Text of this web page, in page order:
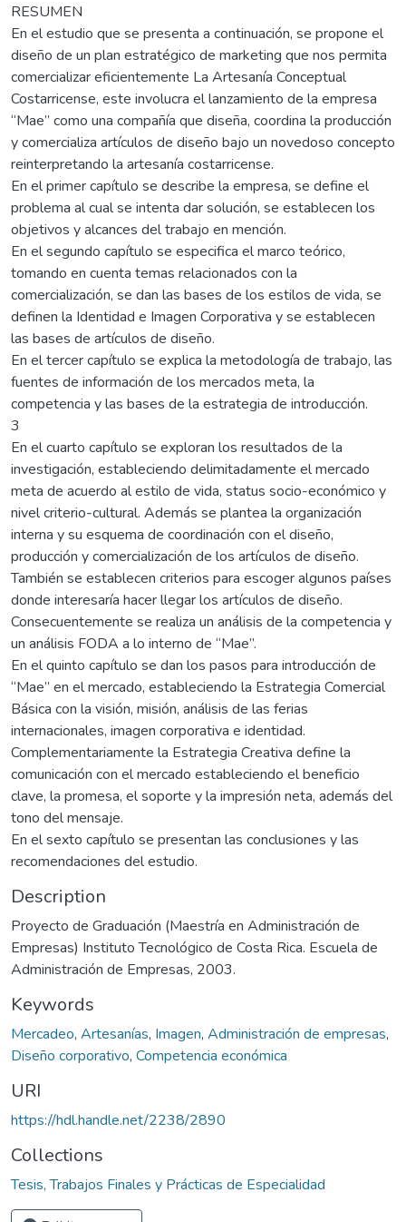
RESUMEN
En el estudio que se presenta a continuación, se propone el
diseño de un plan estratégico de marketing que nos permita
comercializar eficientemente La Artesanía Conceptual
Costarricense, este involucra el lanzamiento de la empresa
“Mae” como una compañía que diseña, coordina la producción
y comercializa artículos de diseño bajo un novedoso concepto
reinterpretando la artesanía costarricense.
En el primer capítulo se describe la empresa, se define el
problema al cual se intenta dar solución, se establecen los
objetivos y alcances del trabajo en mención.
En el segundo capítulo se especifica el marco teórico,
tomando en cuenta temas relacionados con la
comercialización, se dan las bases de los estilos de vida, se
definen la Identidad e Imagen Corporativa y se establecen
las bases de artículos de diseño.
En el tercer capítulo se explica la metodología de trabajo, las
fuentes de información de los mercados meta, la
competencia y las bases de la estrategia de introducción.
3
En el cuarto capítulo se exploran los resultados de la
investigación, estableciendo delimitadamente el mercado
meta de acuerdo al estilo de vida, status socio-económico y
nivel criterio-cultural. Además se plantea la organización
interna y su esquema de coordinación con el diseño,
producción y comercialización de los artículos de diseño.
También se establecen criterios para escoger algunos países
donde interesaría hacer llegar los artículos de diseño.
Consecuentemente se realiza un análisis de la competencia y
un análisis FODA a lo interno de “Mae”.
En el quinto capítulo se dan los pasos para introducción de
“Mae” en el mercado, estableciendo la Estrategia Comercial
Básica con la visión, misión, análisis de las ferias
internacionales, imagen corporativa e identidad.
Complementariamente la Estrategia Creativa define la
comunicación con el mercado estableciendo el beneficio
clave, la promesa, el soporte y la impresión neta, además del
tono del mensaje.
En el sexto capítulo se presentan las conclusiones y las
recomendaciones del estudio.
Description
Proyecto de Graduación (Maestría en Administración de
Empresas) Instituto Tecnológico de Costa Rica. Escuela de
Administración de Empresas, 2003.
Keywords
Mercadeo, Artesanías, Imagen, Administración de empresas,
Diseño corporativo, Competencia económica
URI
https://hdl.handle.net/2238/2890
Collections
Tesis, Trabajos Finales y Prácticas de Especialidad